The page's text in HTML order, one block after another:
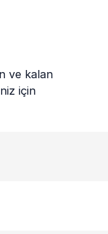
ve kalan
için